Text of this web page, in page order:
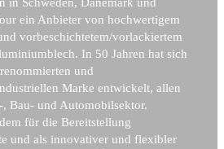
in Schweden, Dänemark und
ein Anbieter von hochwertigem
vorbeschichtetem/vorlackiertem
In 50 Jahren hat sich
und
Marke entwickelt, allen
Bau- und Automobilsektor.
für die Bereitstellung
und als innovativer und flexibler